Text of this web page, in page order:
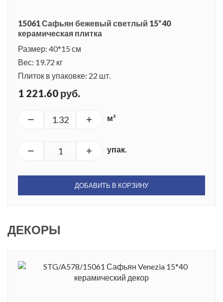
15061 Сафьян бежевый светлый 15*40
керамическая плитка
Размер: 40*15 см
Вес: 19.72 кг
Плиток в упаковке: 22 шт.
1 221.60 руб.
м²
упак.
ДОБАВИТЬ В КОРЗИНУ
ДЕКОРЫ